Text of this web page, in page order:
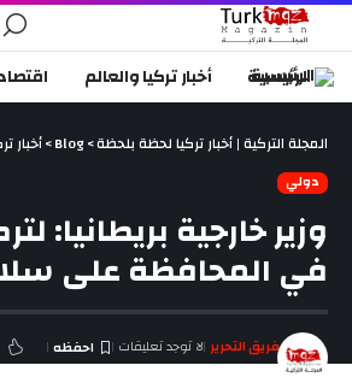
الرئيسية أخبار تركيا والعالم
المجلة التركية | أخبار تركيا لحظة بلحظة>
Blog
>أخبار
دولي
وزير خارجية بريطانيا:
في المحافظة على
آخر تحديث يناير 22, 2018 5:20 م
فريق التحرير لا توجد تعليقات